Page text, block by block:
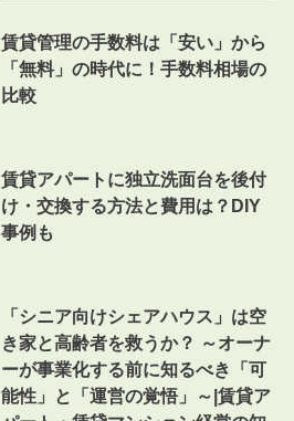
賃貸管理の手数料は「安い」から
「無料」の時代に！手数料相場の
比較
賃貸アパートに独立洗面台を後付
け・交換する方法と費用は？DIY
事例も
「シニア向けシェアハウス」は空
き家と高齢者を救うか？ ～オーナ
ーが事業化する前に知るべき「可
能性」と「運営の覚悟」～|賃貸ア